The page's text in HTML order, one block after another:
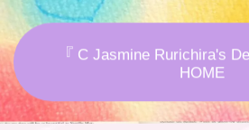
アロマハーブアンケート
おすすめ商品＆レビュー
★スペシャルアロマハーブ４択
『 C Jasmine Rurichira's
HOME